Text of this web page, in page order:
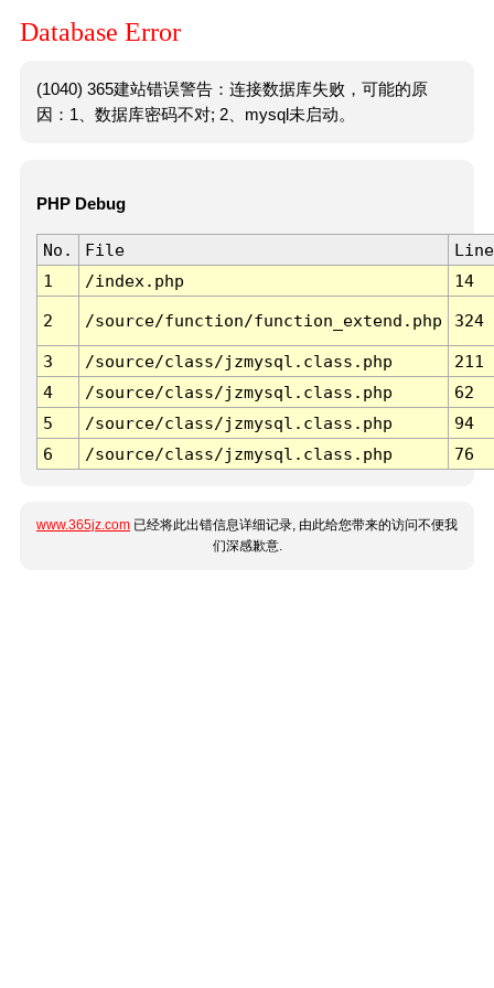
Database Error
(1040) 365建站错误警告：连接数据库失败，可能的原
因：1、数据库密码不对; 2、mysql未启动。
PHP Debug
No. File
Line
1
/index.php 14
2 /source/function/function_extend.php 324
3 /source/class/jzmysql.class.php
211
4
/source/class/jzmysql.class.php
62
5
/source/class/jzmysql.class.php
94
6
/source/class/jzmysql.class.php 76
www.365jz.com 已经将此出错信息详细记录, 由此给您带来的访问不便我
们深感歉意.